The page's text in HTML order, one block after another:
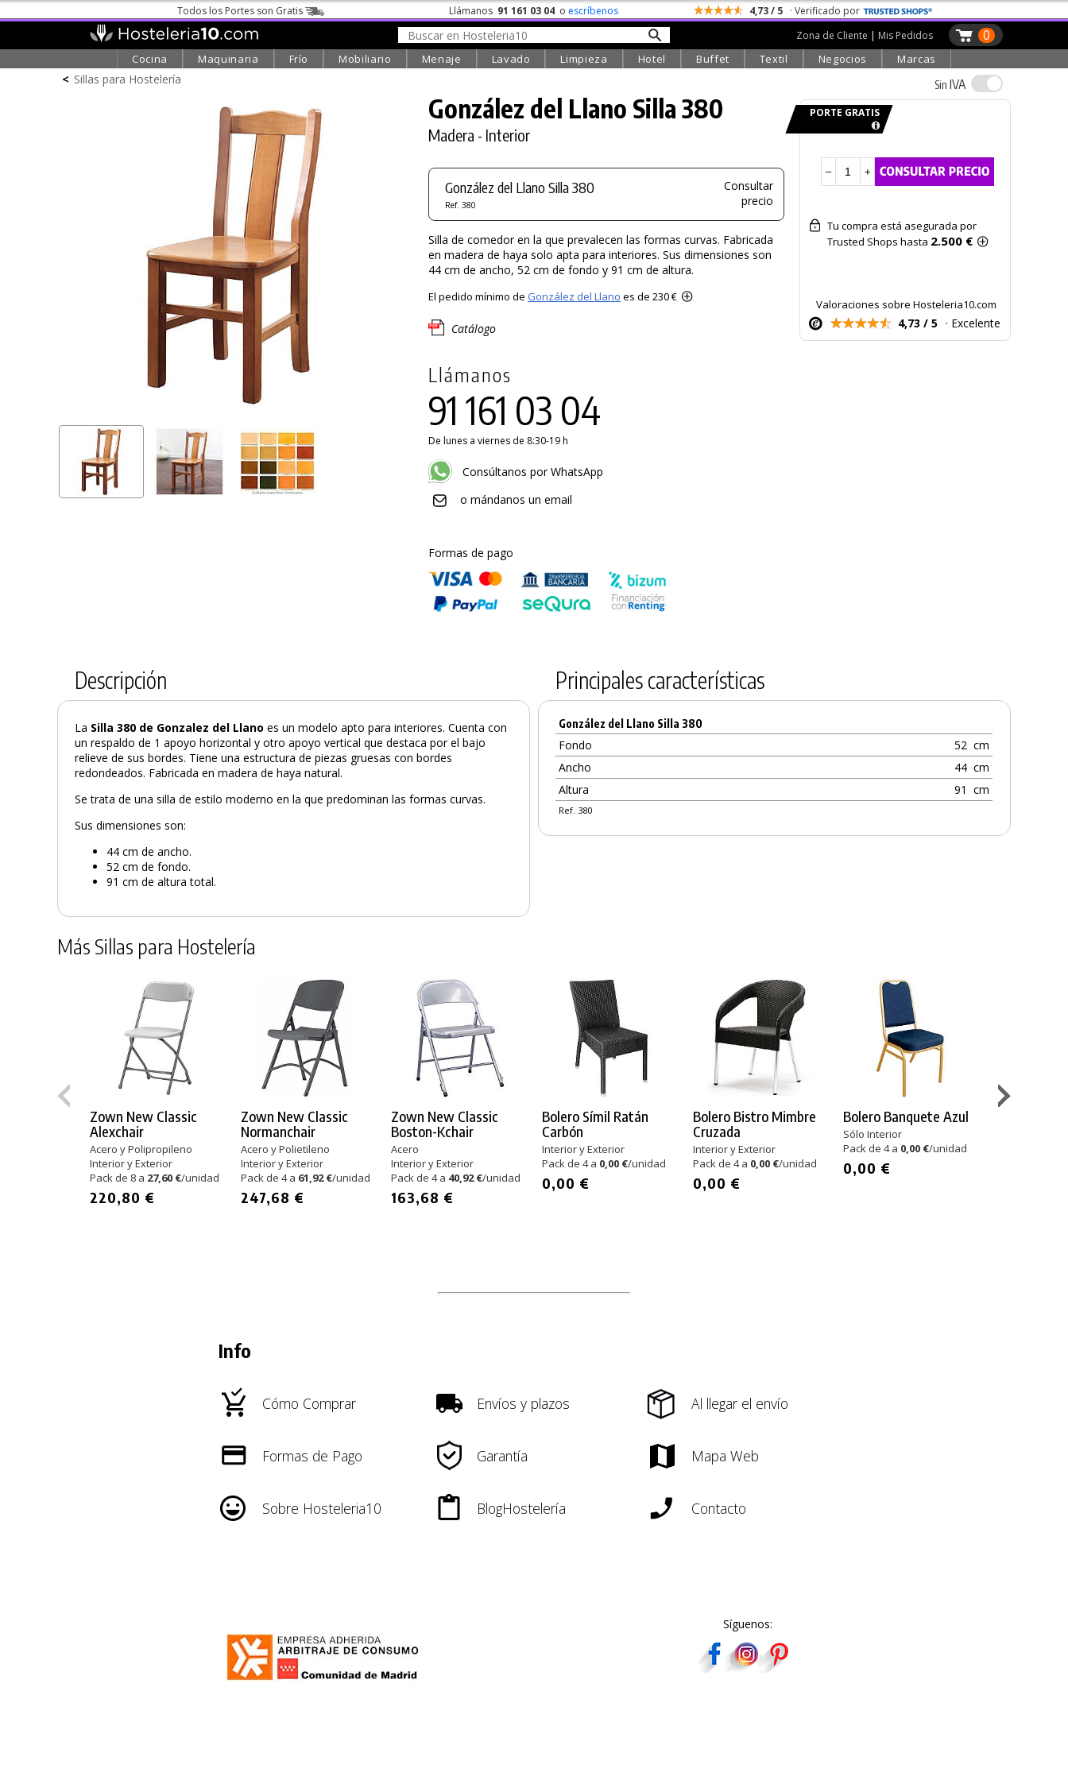
Todos los Portes son Gratis Llámanos 91 161 03 04 o escríbenos 4,73 / 5 · Verificado por
0
Zona de Cliente | Mis Pedidos
Cocina Maquinaria Frío Mobiliario Menaje Lavado Limpieza Hotel Buffet Textil Negocios Marcas
< Sillas para Hostelería
González del Llano Silla 380
Madera - Interior
González del Llano Silla 380
Ref. 380
Consultar
precio
Silla de comedor en la que prevalecen las formas curvas. Fabricada
en madera de haya solo apta para interiores. Sus dimensiones son
44 cm de ancho, 52 cm de fondo y 91 cm de altura.
El pedido mínimo de González del Llano es de 230 €
Catálogo
Llámanos
91 161 03 04
De lunes a viernes de 8:30-19 h
Consúltanos por WhatsApp
o mándanos un email
Formas de pago
Sin IVA
PORTE GRATIS
– +
Tu compra está asegurada por
Trusted Shops hasta 2.500 €
Valoraciones sobre Hosteleria10.com
4,73 / 5 · Excelente
Descripción
La Silla 380 de Gonzalez del Llano es un modelo apto para interiores. Cuenta con
un respaldo de 1 apoyo horizontal y otro apoyo vertical que destaca por el bajo
relieve de sus bordes. Tiene una estructura de piezas gruesas con bordes
redondeados. Fabricada en madera de haya natural.
Se trata de una silla de estilo moderno en la que predominan las formas curvas.
Sus dimensiones son:
44 cm de ancho.
52 cm de fondo.
91 cm de altura total.
Principales características
González del Llano Silla 380
Fondo 52 cm
Ancho
44 cm
Altura
91 cm
Ref. 380
Más Sillas para Hostelería
Zown New Classic
Alexchair
Acero y Polipropileno
Interior y Exterior
Pack de 8 a 27,60 €/unidad
220,80 €
Zown New Classic
Normanchair
Acero y Polietileno
Interior y Exterior
Pack de 4 a 61,92 €/unidad
247,68 €
Zown New Classic
Boston-Kchair
Acero
Interior y Exterior
Pack de 4 a 40,92 €/unidad
163,68 €
Bolero Símil Ratán
Carbón
Interior y Exterior
Pack de 4 a 0,00 €/unidad
0,00 €
Bolero Bistro Mimbre
Cruzada
Interior y Exterior
Pack de 4 a 0,00 €/unidad
0,00 €
Bolero Banquete Azul
Sólo Interior
Pack de 4 a 0,00 €/unidad
0,00 €
Info
Cómo Comprar Envíos y plazos Al llegar el envío
Formas de Pago Garantía Mapa Web
Sobre Hosteleria10 BlogHostelería Contacto
Síguenos: